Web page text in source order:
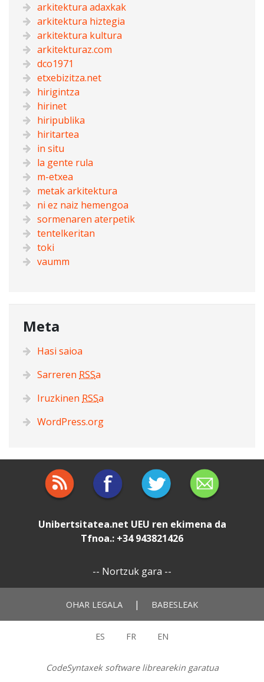
arkitektura adaxkak
arkitektura hiztegia
arkitektura kultura
arkitekturaz.com
dco1971
etxebizitza.net
hirigintza
hirinet
hiripublika
hiritartea
in situ
la gente rula
m-etxea
metak arkitektura
ni ez naiz hemengoa
sormenaren aterpetik
tentelkeritan
toki
vaumm
Meta
Hasi saioa
Sarreren RSSa
Iruzkinen RSSa
WordPress.org
Unibertsitatea.net UEU ren ekimena da
Tfnoa.: +34 943821426
-- Nortzuk gara --
OHAR LEGALA | BABESLEAK
ES FR EN
CodeSyntaxek software librearekin garatua